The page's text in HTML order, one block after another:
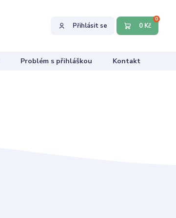
Přihlásit se 0 Kč
0
Problém s přihláškou Kontakt